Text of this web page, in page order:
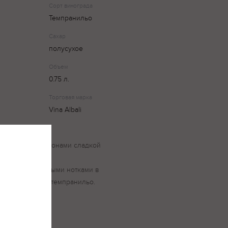
Сорт винограда
Темпранильо
Сахар
полусухое
Объем
0.75 л.
Торговая марка
Vina Albali
аромат с тонами сладкой
и пряными нотками в
винограда темпранильо.